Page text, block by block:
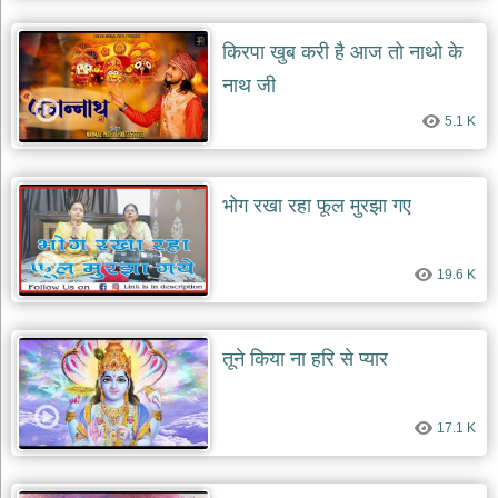
किरपा खुब करी है आज तो नाथो के
नाथ जी
5.1 K
भोग रखा रहा फूल मुरझा गए
19.6 K
तूने किया ना हरि से प्यार
17.1 K